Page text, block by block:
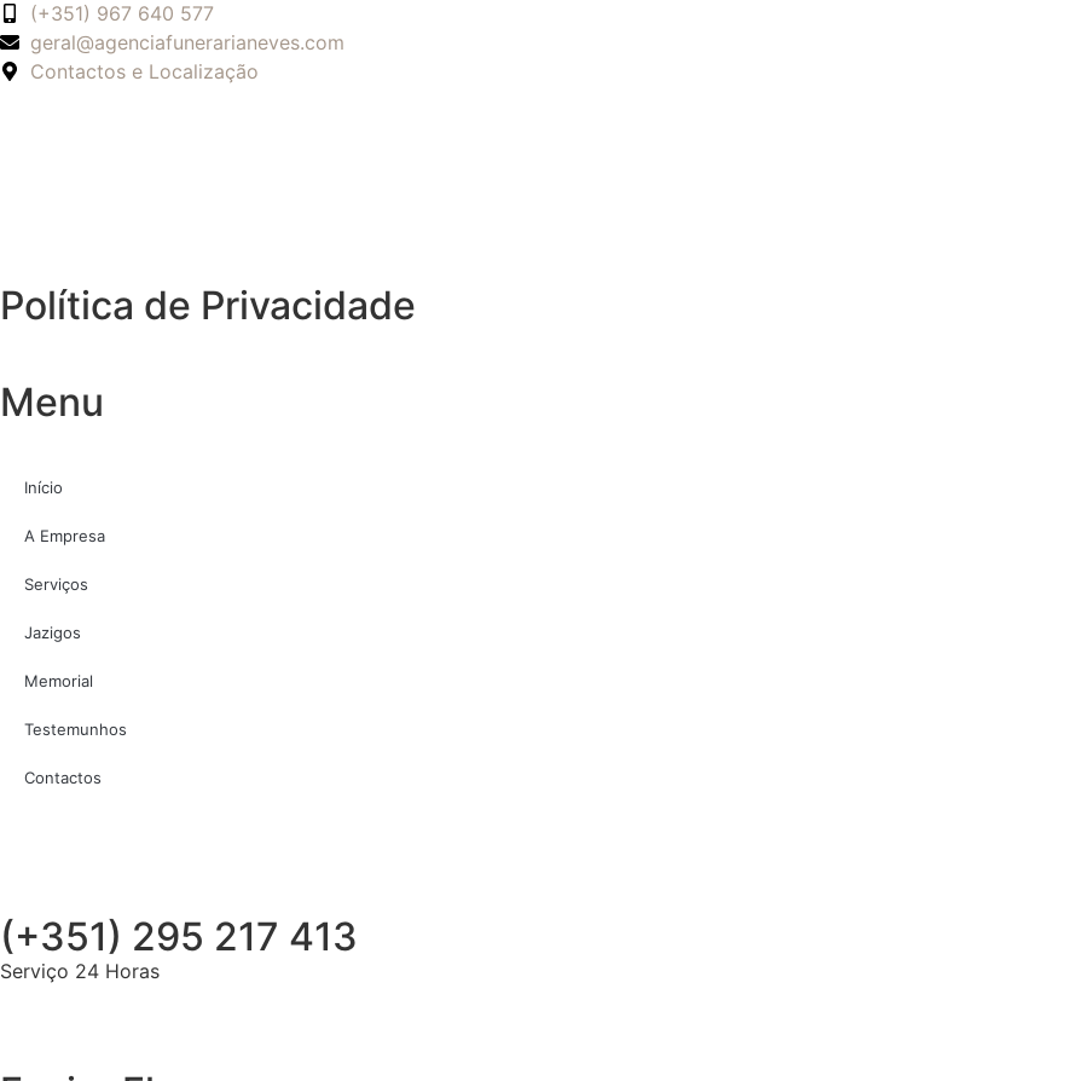
(+351) 967 640 577
geral@agenciafunerarianeves.com
Contactos e Localização
Política de Privacidade
Menu
Início
A Empresa
Serviços
Jazigos
Memorial
Testemunhos
Contactos
(+351) 295 217 413
Serviço 24 Horas